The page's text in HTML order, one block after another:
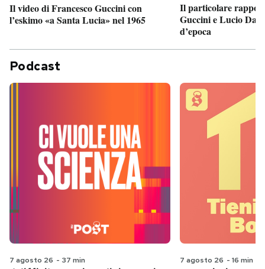
Il video di Francesco Guccini con
l’eskimo «a Santa Lucia» nel 1965
Il particolare
Guccini e Lucio
d’epoca
Podcast
7 agosto 26 - 37 min 7 agosto 26 - 16 min